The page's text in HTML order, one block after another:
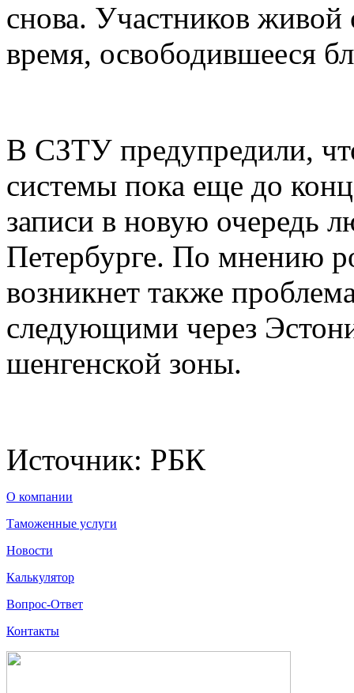
снова. Участников живой
время, освободившееся
В СЗТУ предупредили,
системы пока еще до
записи в новую очередь
Петербурге. По мнению
возникнет также
следующими через
шенгенской зоны.
Источник: РБК
О компании
Таможенные услуги
Новости
Калькулятор
Вопрос-Ответ
Контакты